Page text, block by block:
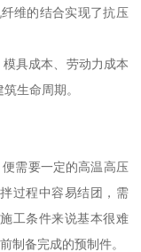
维的结合实现了抗压
具成本、劳动力成本
生命周期。
需要一定的高温高压
过程中容易结团，需
工条件来说基本很难
制备完成的预制件。